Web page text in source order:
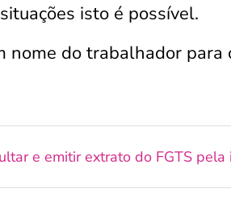
isto é possível.
nome do trabalhador
e emitir extrato do FGTS pela